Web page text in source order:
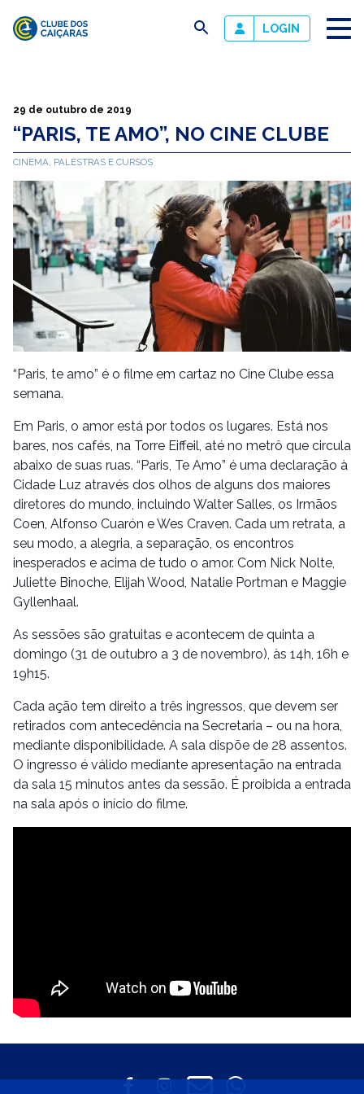
Caiçaras
busca LOGIN
29 de outubro de 2019
“PARIS, TE AMO”, NO CINE CLUBE
CINEMA, PALESTRAS E CURSOS
“Paris, te amo” é o filme em cartaz no Cine Clube essa
semana.
Em Paris, o amor está por todos os lugares. Está nos
bares, nos cafés, na Torre Eiffeil, até no metrô que circula
abaixo de suas ruas. “Paris, Te Amo” é uma declaração à
Cidade Luz através dos olhos de alguns dos maiores
diretores do mundo, incluindo Walter Salles, os Irmãos
Coen, Alfonso Cuarón e Wes Craven. Cada um retrata, a
seu modo, a alegria, a separação, os encontros
inesperados e acima de tudo o amor. Com Nick Nolte,
Juliette Binoche, Elijah Wood, Natalie Portman e Maggie
Gyllenhaal.
As sessões são gratuitas e acontecem de quinta a
domingo (31 de outubro a 3 de novembro), às 14h, 16h e
19h15.
Cada ação tem direito a três ingressos, que devem ser
retirados com antecedência na Secretaria – ou na hora,
mediante disponibilidade. A sala dispõe de 28 assentos.
O ingresso é válido mediante apresentação na entrada
da sala 15 minutos antes da sessão. É proibida a entrada
na sala após o início do filme.